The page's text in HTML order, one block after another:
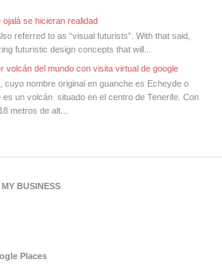
se hicieran realidad
referred to as “visual futurists”. With that said,
futuristic design concepts that will...
volcán del mundo con visita virtual de google
cuyo nombre original en guanche es Echeyde o
es un volcán situado en el centro de Tenerife. Con
metros de alt...
BUSINESS
Places